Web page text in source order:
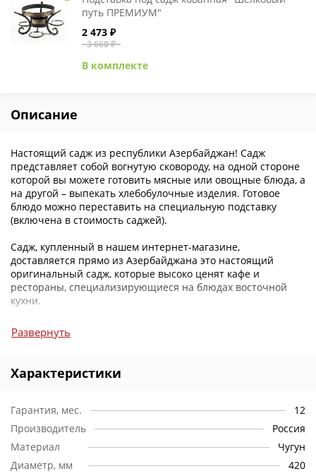
путь ПРЕМИУМ"
2 473 ₽
3 660 ₽
В комплекте
Описание
Настоящий садж из республики Азербайджан! Садж
представляет собой вогнутую сковороду, на одной стороне
которой вы можете готовить мясные или овощные блюда, а
на другой – выпекать хлебобулочные изделия. Готовое
блюдо можно переставить на специальную подставку
(включена в стоимость саджей).
Садж, купленный в нашем интернет-магазине,
доставляется прямо из Азербайджана это настоящий
оригинальный садж, которые высоко ценят кафе и
рестораны, специализирующиеся на блюдах восточной
кухни.
Пользоваться саджем можно и в квартире на газовой
плите, и на даче, используя специальную печь для казана
Развернуть
Характеристики
Гарантия, мес.
12
Производитель
Россия
Материал
Чугун
Диаметр, мм
420